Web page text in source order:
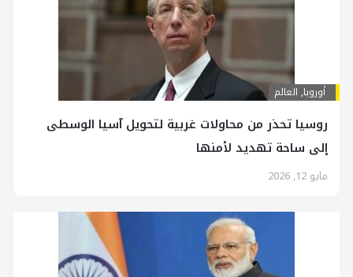
أوروبا, العالم
روسيا تحذر من محاولات غربية لتحويل آسيا الوسطى
إلى ساحة تهديد لأمنها
مايو 12, 2026